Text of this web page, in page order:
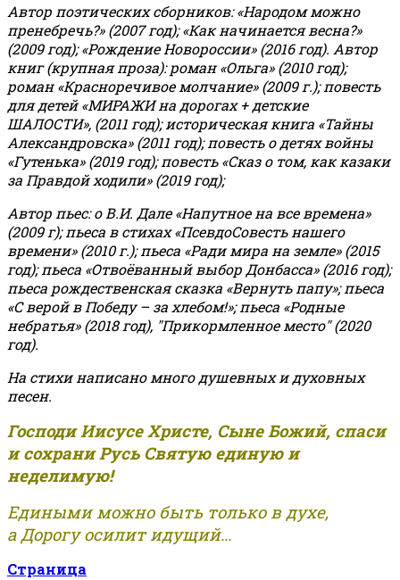
Автор поэтических сборников: «Народом можно
пренебречь?» (2007 год); «Как начинается весна?»
(2009 год); «Рождение Новороссии» (2016 год). Автор
книг (крупная проза): роман «Ольга» (2010 год);
роман «Красноречивое молчание» (2009 г.); повесть
для детей «МИРАЖИ на дорогах + детские
ШАЛОСТИ», (2011 год); историческая книга «Тайны
Александровска» (2011 год); повесть о детях войны
«Гутенька» (2019 год); повесть «Сказ о том, как казаки
за Правдой ходили» (2019 год);
Автор пьес: о В.И. Дале «Напутное на все времена»
(2009 г); пьеса в стихах «ПсевдоСовесть нашего
времени» (2010 г.); пьеса «Ради мира на земле» (2015
год); пьеса «Отвоёванный выбор Донбасса» (2016 год);
пьеса рождественская сказка «Вернуть папу»; пьеса
«С верой в Победу – за хлебом!»;пьеса «Родные
небратья» (2018 год), "Прикормленное место" (2020
год).
На стихи написано много душевных и духовных
песен.
Господи Иисусе Христе, Сыне Божий, спаси
и сохрани Русь Святую единую и
неделимую!
Едиными можно быть только в духе,
а Дорогу осилит идущий...
Страница